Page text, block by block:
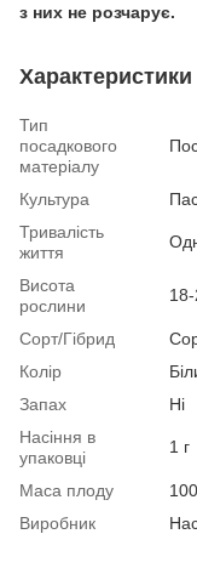
з них не розчарує.
Характеристики
Тип
посадкового
матеріалу
Культура
Тривалість
життя
Висота
рослини
Сорт/Гібрид
Колір
Запах
Ні
Насіння в
упаковці
1 г
Маса плоду
Виробник